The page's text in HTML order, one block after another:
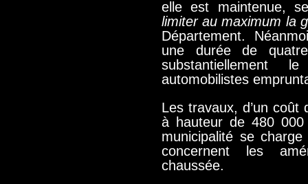
elle est maintenue,
limiter au maximum la
Département.
une durée de
automobilistes
Les travaux, d’un
à hauteur de 480
municipalité se
concernent les
chaussée.